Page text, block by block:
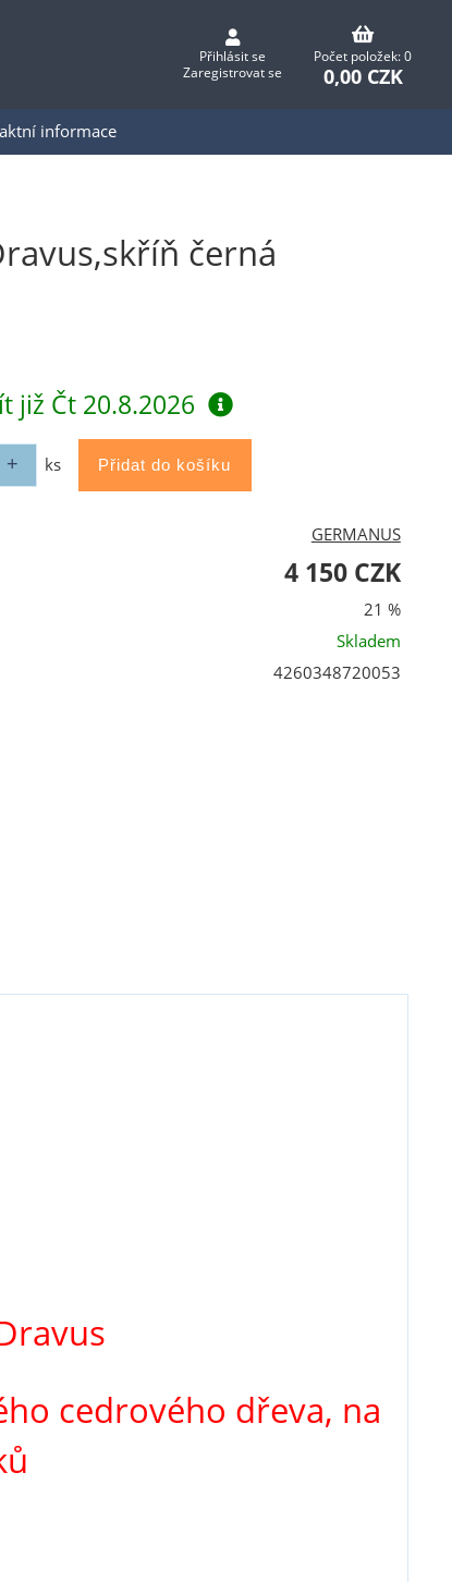
Přihlásit se
Zaregistrovat se
Počet položek: 0
0,00 CZK
informace
černá
již Čt 20.8.2026
ks
GERMANUS
4 150 CZK
21 %
Skladem
‎4260348720053
cedrového dřeva, na